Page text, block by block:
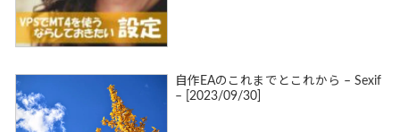
自作EAのこれまでとこれから – Sexif
– [2023/09/30]